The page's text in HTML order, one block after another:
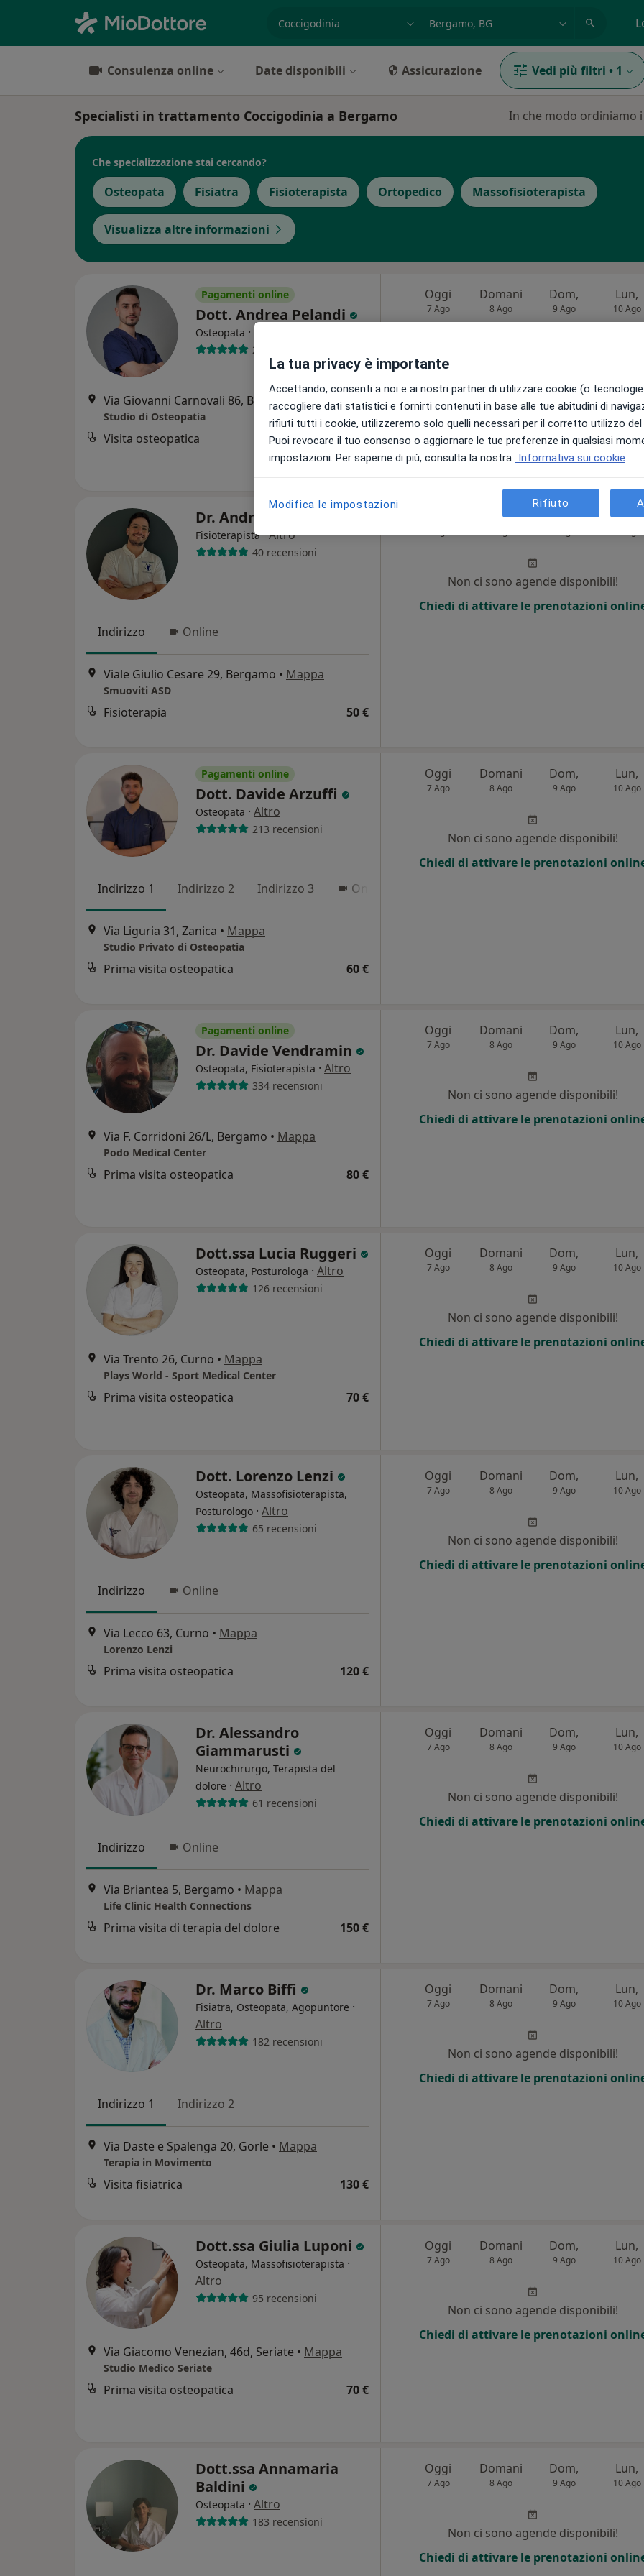
Consulenza online Date disponibili Assicurazione Vedi più filtri • 1
Specialisti in trattamento Coccigodinia a Bergamo In che modo ordiniamo
Che specializzazione stai cercando?
Osteopata Fisiatra Fisioterapista Ortopedico Massofisioterapista
Visualizza altre informazioni
Pagamenti online
Dott. Andrea Pelandi
Osteopata · Altro
247 recensioni
Via Giovanni Carnovali 86, Bergamo • Mappa
Studio di Osteopatia
Visita osteopatica 50 €
Oggi
7 Ago
Domani
8 Ago
Dom,
9 Ago
Lun,
10 Ago
Non ci sono agende disponibili!
Chiedi di attivare le prenotazioni online
Dr. Andrea Carboni
Fisioterapista·Altro
40 recensioni
Indirizzo Online
Viale Giulio Cesare 29, Bergamo • Mappa
Smuoviti ASD
Fisioterapia 50 €
Domani Dom, Lun,
Non ci sono agende disponibili!
Chiedi di attivare le prenotazioni
Pagamenti online
Dott. Davide Arzuffi
Osteopata · Altro
213 recensioni
Indirizzo 1 Indirizzo 2 Indirizzo 3 Online
Via Liguria 31, Zanica • Mappa
Studio Privato di Osteopatia
Prima visita osteopatica 60 €
Oggi
7 Ago
Domani
8 Ago
Dom,
9 Ago
Lun,
10 Ago
Non ci sono agende disponibili!
Chiedi di attivare le prenotazioni
Pagamenti online
Dr. Davide Vendramin
Osteopata, Fisioterapista · Altro
334 recensioni
Via F. Corridoni 26/L, Bergamo • Mappa
Podo Medical Center
Prima visita osteopatica 80 €
Oggi
7 Ago
Domani
8 Ago
Dom,
9 Ago
Lun,
10 Ago
Non ci sono agende disponibili!
Chiedi di attivare le prenotazioni
Dott.ssa Lucia Ruggeri
Osteopata, Posturologa · Altro
126 recensioni
Via Trento 26, Curno • Mappa
Plays World - Sport Medical Center
Prima visita osteopatica 70 €
Oggi
7 Ago
Domani
8 Ago
Dom,
9 Ago
Lun,
10 Ago
Non ci sono agende disponibili!
Chiedi di attivare le prenotazioni
Dott. Lorenzo Lenzi
Osteopata, Massofisioterapista,
Posturologo · Altro
65 recensioni
Indirizzo Online
Via Lecco 63, Curno • Mappa
Lorenzo Lenzi
Prima visita osteopatica 120 €
Oggi
7 Ago
Domani
8 Ago
Dom,
9 Ago
Lun,
10 Ago
Non ci sono agende disponibili!
Chiedi di attivare le prenotazioni
Dr. Alessandro
Giammarusti
Neurochirurgo, Terapista del
dolore · Altro
61 recensioni
Indirizzo Online
Via Briantea 5, Bergamo • Mappa
Life Clinic Health Connections
Prima visita di terapia del dolore 150 €
Oggi
7 Ago
Domani
8 Ago
Dom,
9 Ago
Lun,
10 Ago
Non ci sono agende disponibili!
Chiedi di attivare le prenotazioni
Dr. Marco Biffi
Fisiatra, Osteopata, Agopuntore ·
Altro
182 recensioni
Indirizzo 1 Indirizzo 2
Via Daste e Spalenga 20, Gorle • Mappa
Terapia in Movimento
Visita fisiatrica 130 €
Oggi
7 Ago
Domani
8 Ago
Dom,
9 Ago
Lun,
10 Ago
Non ci sono agende disponibili!
Chiedi di attivare le prenotazioni
Dott.ssa Giulia Luponi
Osteopata, Massofisioterapista ·
Altro
95 recensioni
Via Giacomo Venezian, 46d, Seriate • Mappa
Studio Medico Seriate
Prima visita osteopatica 70 €
Oggi
7 Ago
Domani
8 Ago
Dom,
9 Ago
Lun,
10 Ago
Non ci sono agende disponibili!
Chiedi di attivare le prenotazioni
Dott.ssa Annamaria
Baldini
Osteopata · Altro
183 recensioni
Oggi
7 Ago
Domani
8 Ago
Dom,
9 Ago
Lun,
10 Ago
Non ci sono agende disponibili!
Chiedi di attivare le prenotazioni
La tua privacy è importante
Accettando, consenti a noi e ai nostri partner di utilizzare cookie (o
raccogliere dati statistici e fornirti contenuti in base alle tue abitudini di
rifiuti tutti i cookie, utilizzeremo solo quelli necessari per il corretto utilizzo
Puoi revocare il tuo consenso o aggiornare le tue preferenze in qualsiasi
impostazioni. Per saperne di più, consulta la nostra Informativa sui cookie
Modifica le impostazioni Rifiuto